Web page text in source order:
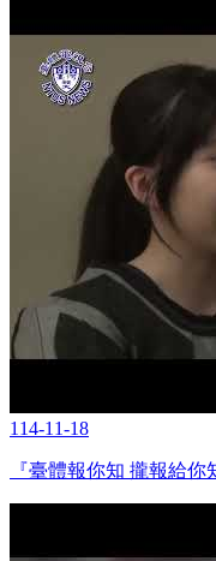
114-11-18
『臺體報你知 攏報給你